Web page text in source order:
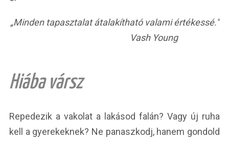
„Minden tapasztalat átalakítható valami értékessé.”
Vash Young
Hiába vársz
Repedezik a vakolat a lakásod falán? Vagy új ruha
kell a gyerekeknek? Ne panaszkodj, hanem gondold